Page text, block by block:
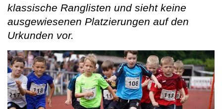
klassische Ranglisten und sieht keine
ausgewiesenen Platzierungen auf den
Urkunden vor.